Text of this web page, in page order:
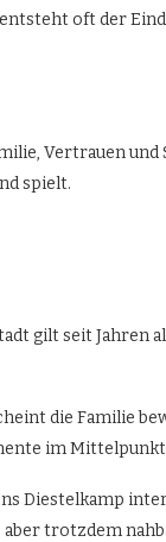
oft der
Vertrauen und
spielt.
gilt seit Jahren
die Familie
im
Diestelkamp
trotzdem